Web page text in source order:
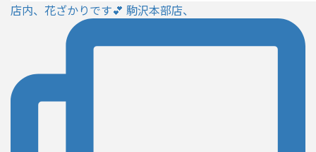
店内、花ざかりです💕 駒沢本部店、